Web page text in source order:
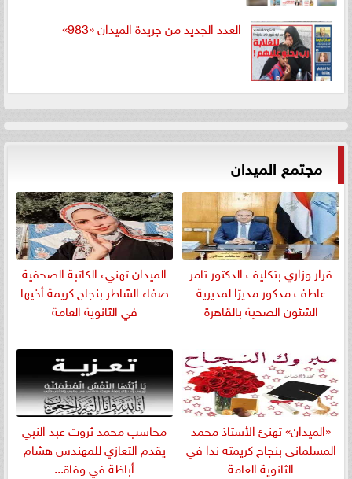
العدد الجديد من جريدة الميدان «983»
مجتمع الميدان
قرار وزاري بتكليف الدكتور تامر
عاطف مدكور مديرًا لمديرية
الشئون الصحية بالقاهرة
الميدان تهنيء الكاتبة الصحفية
صفاء الشاطر بنجاج كريمة أخيها
في الثانوية العامة
«الميدان» تهنئ الأستاذ محمد
المسلمانى بنجاح كريمته ندا في
الثانوية العامة
​محاسب محمد ثروت عبد النبي
يقدم التعازي للمهندس هشام
أباظة في وفاة...